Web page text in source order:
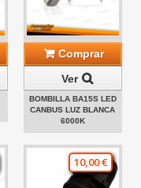
Comprar
Ver
BOMBILLA BA15S LED
CANBUS LUZ BLANCA
6000K
10,00 €